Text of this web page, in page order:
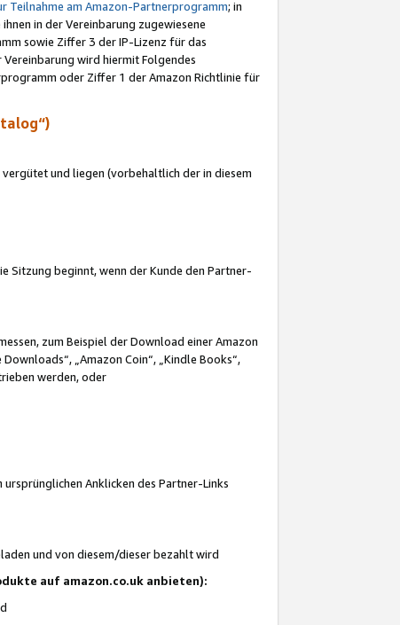
Teilnahme am Amazon-Partnerprogramm; in
in der Vereinbarung zugewiesene
sowie Ziffer 3 der IP-Lizenz für das
wird hiermit Folgendes
oder Ziffer 1 der Amazon Richtlinie für
und liegen (vorbehaltlich der in diesem
Sitzung beginnt, wenn der Kunde den Partner-
zum Beispiel der Download einer Amazon
„Amazon Coin“, „Kindle Books“,
werden, oder
Anklicken des Partner-Links
und von diesem/dieser bezahlt wird
auf amazon.co.uk anbieten):